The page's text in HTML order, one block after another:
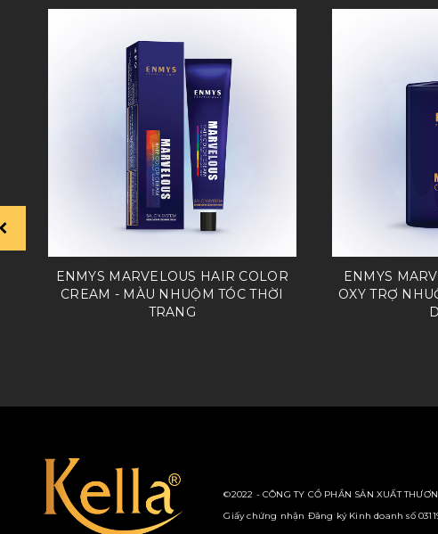
ENMYS MARVELOUS HAIR COLOR
CREAM - MÀU NHUỘM TÓC THỜI
TRANG
ENMYS
OXY TRỢ
©2022 - CÔNG TY CỔ PHẦN SẢN XUẤT
Giấy chứng nhận Đăng ký Kinh doanh số